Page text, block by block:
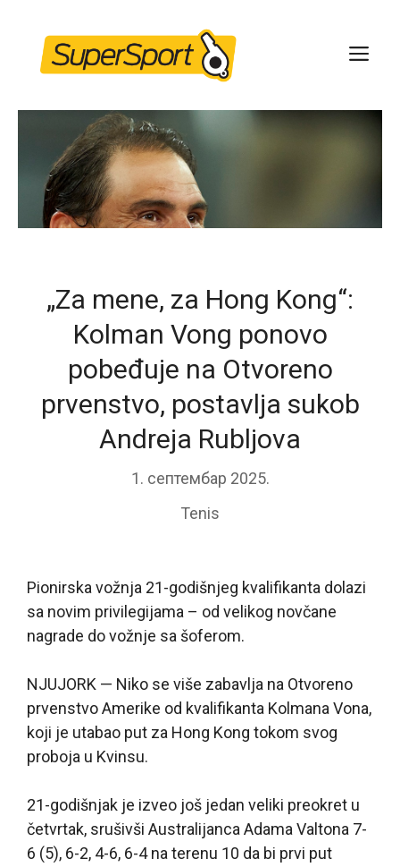
content
„Za mene, za Hong Kong“:
Kolman Vong ponovo
pobeđuje na Otvoreno
prvenstvo, postavlja sukob
Andreja Rubljova
1. септембар 2025.
Tenis
Pionirska vožnja 21-godišnjeg kvalifikanta dolazi
sa novim privilegijama – od velikog novčane
nagrade do vožnje sa šoferom.
NJUJORK — Niko se više zabavlja na Otvoreno
prvenstvo Amerike od kvalifikanta Kolmana Vona,
koji je utabao put za Hong Kong tokom svog
proboja u Kvinsu.
21-godišnjak je izveo još jedan veliki preokret u
četvrtak, srušivši Australijanca Adama Valtona 7-
6 (5), 6-2, 4-6, 6-4 na terenu 10 da bi prvi put